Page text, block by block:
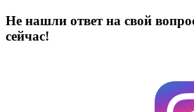
Не нашли ответ на свой
сейчас!